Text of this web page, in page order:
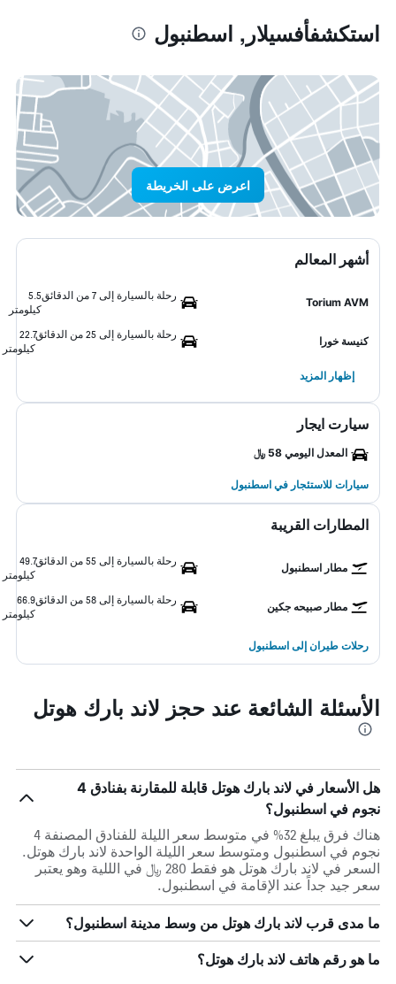
استكشفأفسيلار, اسطنبول
اعرض على الخريطة
أشهر المعالم
Torium AVM
رحلة بالسيارة إلى 7 من الدقائق
5.5
كيلومتر
كنيسة خورا
رحلة بالسيارة إلى 25 من الدقائق
22.7
كيلومتر
إظهار المزيد
سيارت ايجار
المعدل اليومي 58 ﷼
سيارات للاستئجار في اسطنبول
المطارات القريبة
مطار اسطنبول
رحلة بالسيارة إلى 55 من الدقائق
49.7
كيلومتر
مطار صبيحه جكين
رحلة بالسيارة إلى 58 من الدقائق
66.9
كيلومتر
رحلات طيران إلى اسطنبول
الأسئلة الشائعة عند حجز لاند بارك هوتل
هل الأسعار في لاند بارك هوتل قابلة للمقارنة بفنادق 4
نجوم في اسطنبول؟
هناك فرق يبلغ 32% في متوسط ​​سعر الليلة للفنادق المصنفة 4
نجوم في اسطنبول ومتوسط ​​سعر الليلة الواحدة لاند بارك هوتل.
السعر في لاند بارك هوتل هو فقط 280 ﷼ في الللية وهو يعتبر
سعر جيد جداً عند الإقامة في اسطنبول.
ما مدى قرب لاند بارك هوتل من وسط مدينة اسطنبول؟
ما هو رقم هاتف لاند بارك هوتل؟